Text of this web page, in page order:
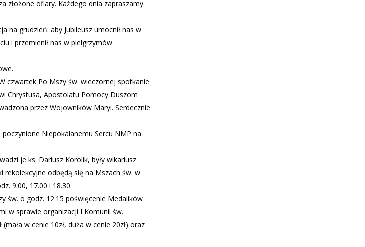
złożone ofiary. Każdego dnia zapraszamy
na grudzień: aby Jubileusz umocnił nas w
i przemienił nas w pielgrzymów
czwartek Po Mszy św. wieczornej spotkanie
Chrystusa, Apostolatu Pomocy Duszom
przez Wojowników Maryi. Serdecznie
Niepokalanemu Sercu NMP na
je ks. Dariusz Korolik, były wikariusz
rekolekcyjne odbędą się na Mszach św. w
9.00, 17.00 i 18.30.
św. o godz. 12.15 poświęcenie Medalików
w sprawie organizacji I Komunii św.
w cenie 10zł, duża w cenie 20zł) oraz